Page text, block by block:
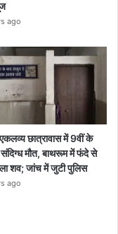
ago
छात्रावास में 9वीं के
संदिग्ध मौत, बाथरूम में फंदे से
शव; जांच में जुटी पुलिस
ago